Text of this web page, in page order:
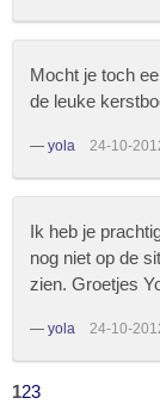
Mocht je toch
de leuke
— yola 24-10-
Ik heb je
nog niet op de
zien. Groetjes
— yola 24-10-
123